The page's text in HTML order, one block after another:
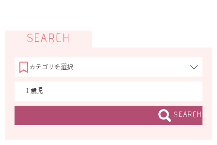
SEARCH
SEARCH